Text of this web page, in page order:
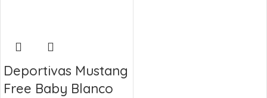
Deportivas Mustang
Free Baby Blanco